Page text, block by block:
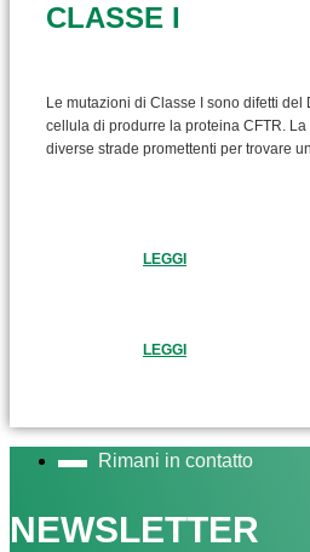
CLASSE I
Le mutazioni di Classe I sono difetti
cellula di produrre la proteina CFTR.
diverse strade promettenti per trovare
LEGGI
LEGGI
Rimani in contatto
NEWSLETTER